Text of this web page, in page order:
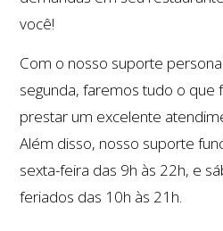
você!
Com o nosso suporte
segunda, faremos tudo o que
prestar um excelente
Além disso, nosso suporte
sexta-feira das 9h às 22h, e
feriados das 10h às 21h.